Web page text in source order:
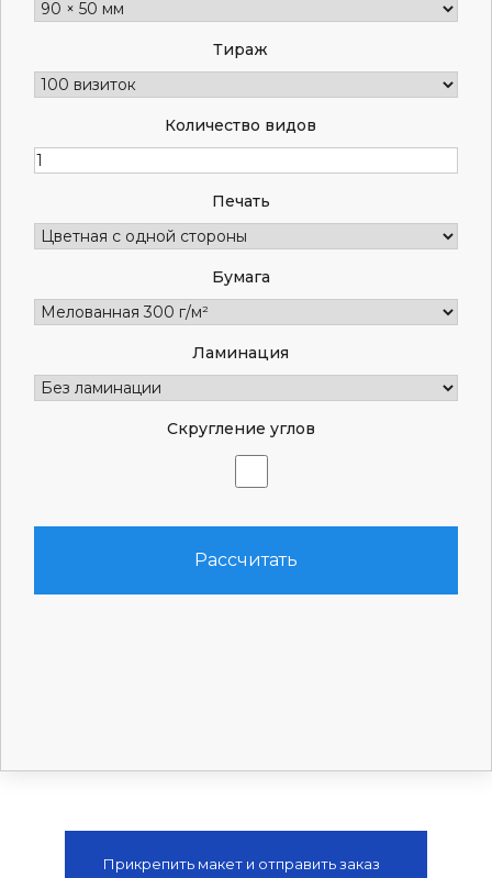
Тираж
Количество видов
Печать
Бумага
Ламинация
Скругление углов
Рассчитать
Прикрепить макет и отправить заказ